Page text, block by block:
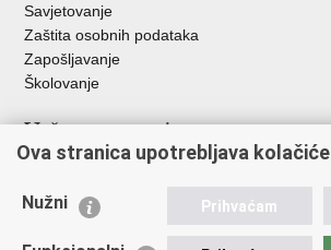
Savjetovanje
Zaštita osobnih podataka
Zapošljavanje
Školovanje
Važne poveznice
Ministarstvo unutarnjih poslova
Udruge
Ova stranica upotrebljava kolačiće
Nužni Prihvaćam